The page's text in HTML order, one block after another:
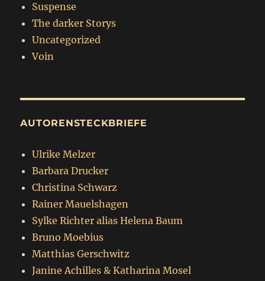
Suspense
The darker Storys
Uncategorized
Voin
AUTORENSTECKBRIEFE
Ulrike Melzer
Barbara Drucker
Christina Schwarz
Rainer Mauelshagen
Sylke Richter alias Helena Baum
Bruno Moebius
Matthias Gerschwitz
Janine Achilles & Katharina Mosel